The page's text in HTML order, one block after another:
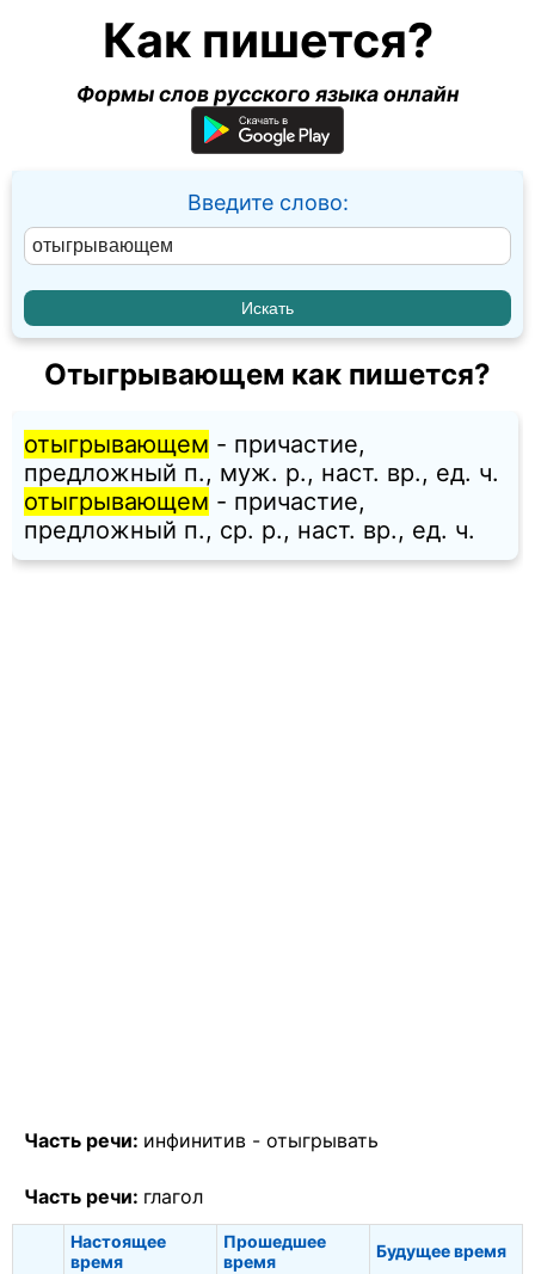
Как пишется?
Формы слов русского языка онлайн
Введите слово:
Отыгрывающем как пишется?
отыгрывающем - причастие,
предложный п., муж. p., наст. вр., ед. ч.
отыгрывающем - причастие,
предложный п., ср. p., наст. вр., ед. ч.
Часть речи: инфинитив - отыгрывать
Часть речи: глагол
Настоящее
время
Прошедшее
время
Будущее время